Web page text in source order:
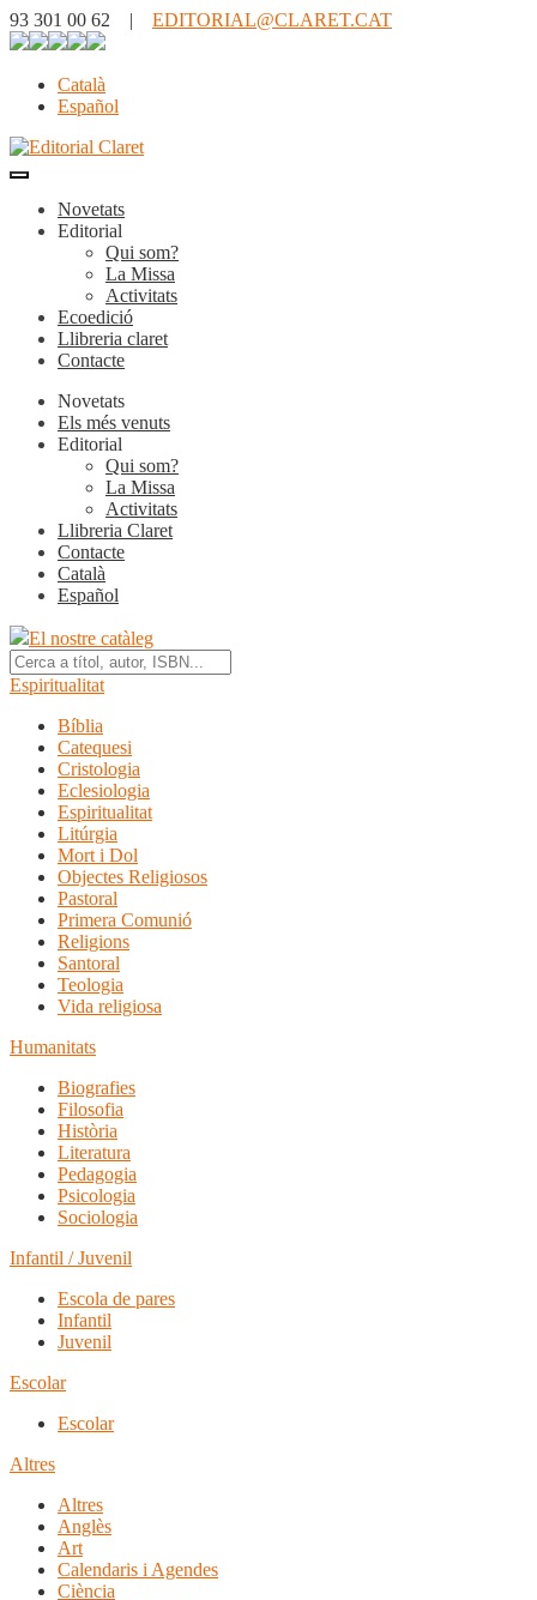
93 301 00 62 | EDITORIAL@CLARET.CAT
Català
Español
Novetats
Editorial
Qui som?
La Missa
Activitats
Ecoedició
Llibreria claret
Contacte
Novetats
Els més venuts
Editorial
Qui som?
La Missa
Activitats
Llibreria Claret
Contacte
Català
Español
El nostre catàleg
Espiritualitat
Bíblia
Catequesi
Cristologia
Eclesiologia
Espiritualitat
Litúrgia
Mort i Dol
Objectes Religiosos
Pastoral
Primera Comunió
Religions
Santoral
Teologia
Vida religiosa
Humanitats
Biografies
Filosofia
Història
Literatura
Pedagogia
Psicologia
Sociologia
Infantil / Juvenil
Escola de pares
Infantil
Juvenil
Escolar
Escolar
Altres
Altres
Anglès
Art
Calendaris i Agendes
Ciència